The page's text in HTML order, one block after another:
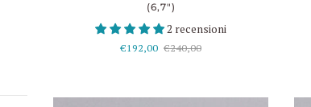
(6,7")
2 recensioni
€192,00 €240,00